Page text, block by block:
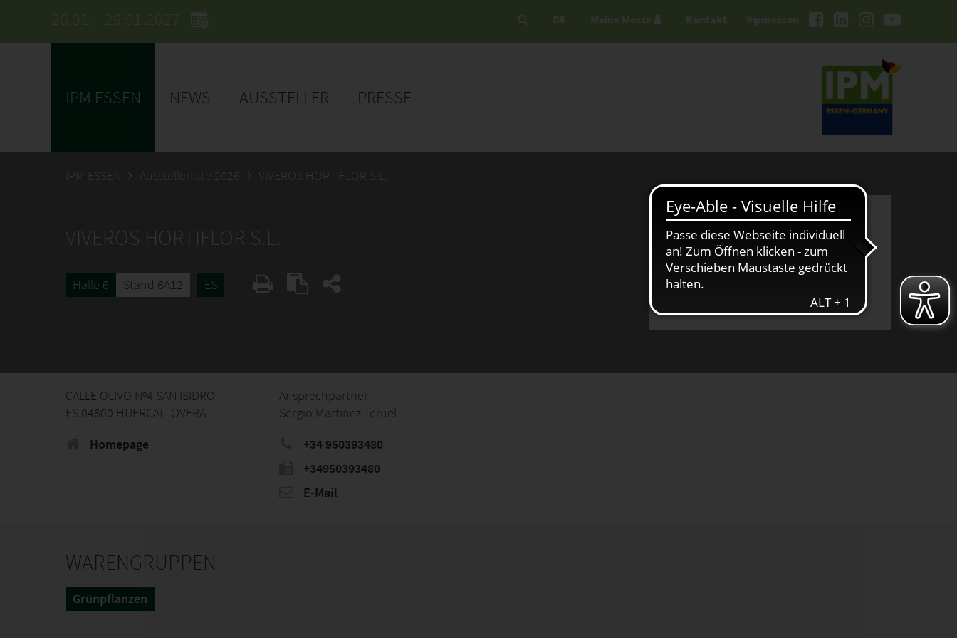
26.01. - 29.01.2027 #ipmessen
DE Meine Messe Kontakt
IPM ESSEN NEWS AUSSTELLER PRESSE
IPM ESSEN Ausstellerliste 2026 VIVEROS HORTIFLOR S.L.
VIVEROS HORTIFLOR S.L.
Halle 6 Stand 6A12 ES
CALLE OLIVO Nº4 SAN ISIDRO .
ES 04600 HUERCAL- OVERA
Homepage
Ansprechpartner
Sergio Martinez Teruel
+34 950393480
+34950393480
E-Mail
WARENGRUPPEN
Grünpflanzen